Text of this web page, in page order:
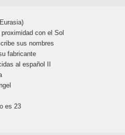
con el Sol
sus nombres
fabricante
al español II
es 23